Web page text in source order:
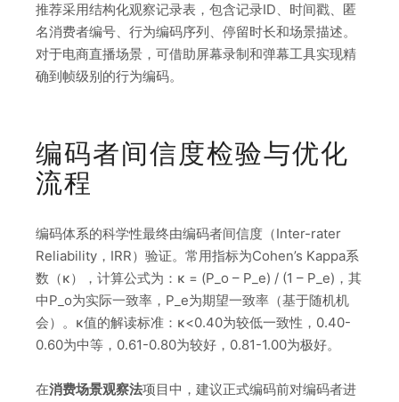
推荐采用结构化观察记录表，包含记录ID、时间戳、匿
名消费者编号、行为编码序列、停留时长和场景描述。
对于电商直播场景，可借助屏幕录制和弹幕工具实现精
确到帧级别的行为编码。
编码者间信度检验与优化
流程
编码体系的科学性最终由编码者间信度（Inter-rater
Reliability，IRR）验证。常用指标为Cohen’s Kappa系
数（κ），计算公式为：κ = (P_o – P_e) / (1 – P_e)，其
中P_o为实际一致率，P_e为期望一致率（基于随机机
会）。κ值的解读标准：κ<0.40为较低一致性，0.40-
0.60为中等，0.61-0.80为较好，0.81-1.00为极好。
在消费场景观察法项目中，建议正式编码前对编码者进